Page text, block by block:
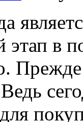
этап в